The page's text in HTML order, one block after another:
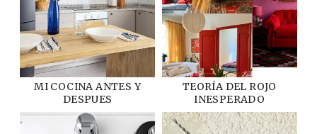
MI COCINA ANTES Y
DESPUES
TEORÍA DEL ROJO
INESPERADO